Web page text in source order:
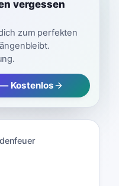
vergessen
zum perfekten
Kostenlos